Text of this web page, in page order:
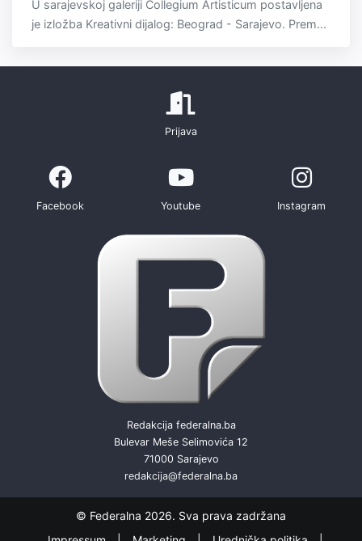
U sarajevskoj galeriji Collegium Artisticum postavljena
je izložba Kreativni dijalog: Beograd - Sarajevo. Prem...
Prijava
Facebook Youtube Instagram
Redakcija federalna.ba
Bulevar Meše Selimovića 12
71000 Sarajevo
redakcija@federalna.ba
© Federalna 2026. Sva prava zadržana